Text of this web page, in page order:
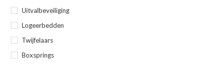
Uitvalbeveiliging
Logeerbedden
Twijfelaars
Boxsprings